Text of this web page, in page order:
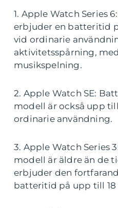
1. Apple Watch Series
erbjuder en batteritid
vid ordinarie
aktivitetsspårning,
musikspelning.
2. Apple Watch SE:
modell är också upp
ordinarie användning.
3. Apple Watch Series
modell är äldre än de
erbjuder den
batteritid på upp till